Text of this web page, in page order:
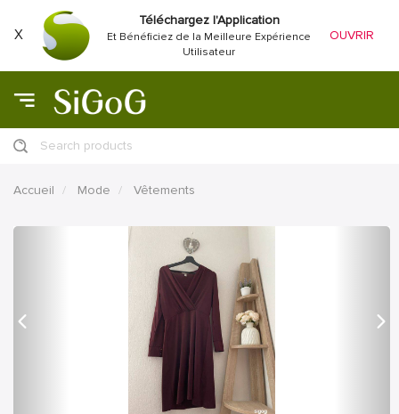
X
Téléchargez l'Application
Et Bénéficiez de la Meilleure Expérience
Utilisateur
OUVRIR
Search products
Accueil Mode Vêtements